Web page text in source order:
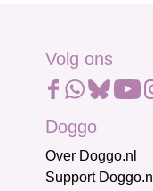
Volg ons
Doggo
Over Doggo.nl
Support Doggo.nl